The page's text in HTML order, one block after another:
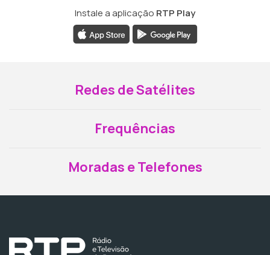
Instale a aplicação RTP Play
Redes de Satélites
Frequências
Moradas e Telefones